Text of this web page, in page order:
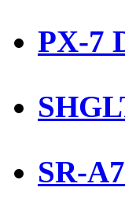
PX-7
SR-